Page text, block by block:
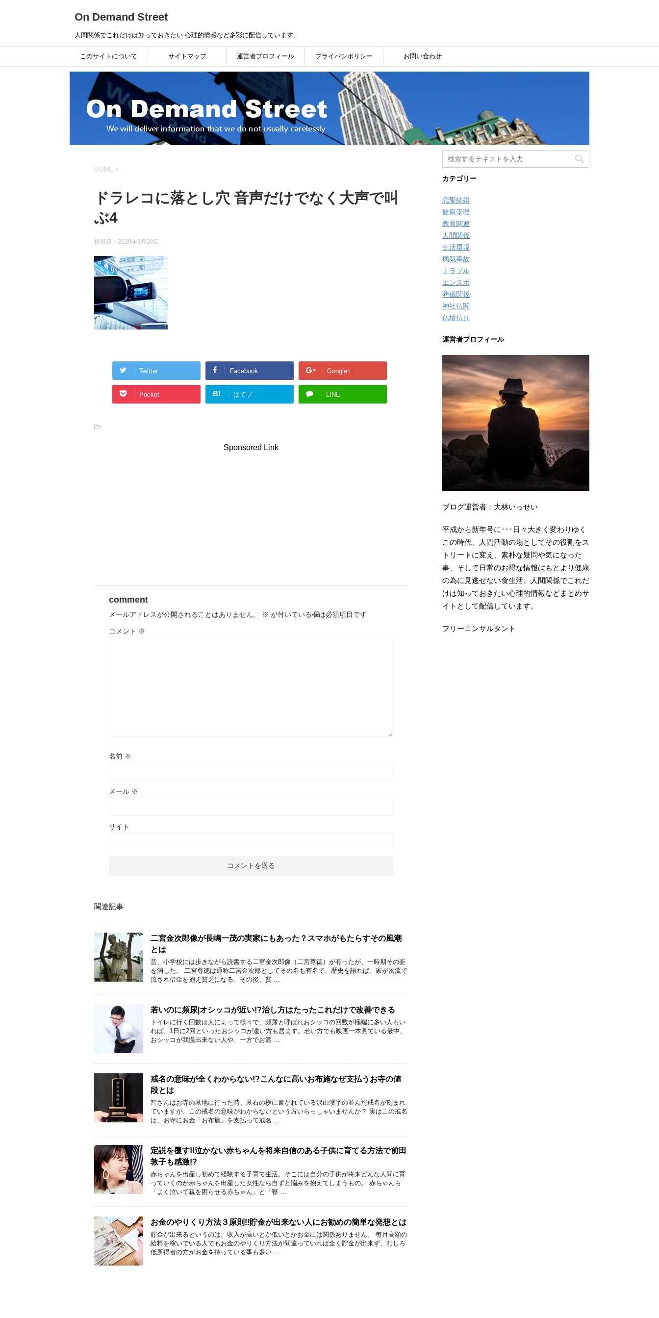
On Demand Street
人間関係でこれだけは知っておきたい 心理的情報など多彩に配信しています。
このサイトについて サイトマップ 運営者プロフィール プライバシポリシー お問い合わせ
HOME >
ドラレコに落とし穴 音声だけでなく大声で叫
ぶ4
投稿日： 2020年3月28日
Twitter Facebook Google+
Pocket B! はてブ LINE
-
Sponsored Link
comment
メールアドレスが公開されることはありません。 ※ が付いている欄は必須項目です
コメント ※
名前 ※
メール ※
サイト
関連記事
二宮金次郎像が長嶋一茂の実家にもあった？スマホがもたらすその風潮
とは
昔、小学校には歩きながら読書する二宮金次郎像（二宮尊徳）が有ったが、一時期その姿
を消した。 二宮尊徳は通称二宮金次郎としてその名も有名で、歴史を語れば、家が濁流で
流され借金を抱え貧乏になる。その後、貧 …
若いのに頻尿|オシッコが近い!?治し方はたったこれだけで改善できる
トイレに行く回数は人によって様々で、頻尿と呼ばれおシッコの回数が極端に多い人もい
れば、1日に2回といったおシッコが遠い方も居ます。若い方でも映画一本見ている最中、
おシッコが我慢出来ない人や、一方でお酒 …
戒名の意味が全くわからない!?こんなに高いお布施なぜ支払うお寺の値
段とは
皆さんはお寺の墓地に行った時、墓石の横に書かれている沢山漢字の並んだ戒名が刻まれ
ていますが、この戒名の意味がわからないという方いらっしゃいませんか？ 実はこの戒名
は、お寺にお金「お布施」を支払って戒名 …
定説を覆す!!泣かない赤ちゃんを将来自信のある子供に育てる方法で前田
敦子も感激!?
赤ちゃんを出産し初めて経験する子育て生活。そこには自分の子供が将来どんな人間に育
っていくのか赤ちゃんを出産した女性なら自ずと悩みを抱えてしまうもの。 赤ちゃんも
「よく泣いて親を困らせる赤ちゃん」と「寝 …
お金のやりくり方法３原則!!貯金が出来ない人にお勧めの簡単な発想とは
貯金が出来るというのは、収入が高いとか低いとかお金には関係ありません。 毎月高額の
給料を稼いでいる人でもお金のやりくり方法が間違っていれば全く貯金が出来ず、むしろ
低所得者の方がお金を持っている事も多い …
カテゴリー
恋愛結婚
健康管理
教育関連
人間関係
生活環境
病気事故
トラブル
エンスポ
葬儀関係
神社仏閣
仏壇仏具
運営者プロフィール
ブログ運営者：大林いっせい
平成から新年号に･･･日々大きく変わりゆく
この時代、人間活動の場としてその役割をス
トリートに変え、素朴な疑問や気になった
事、そして日常のお得な情報はもとより健康
の為に見逃せない食生活、人間関係でこれだ
けは知っておきたい心理的情報などまとめサ
イトとして配信しています。
フリーコンサルタント